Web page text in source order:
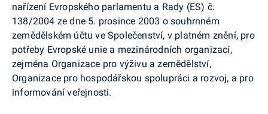
nařízení Evropského parlamentu a Rady (ES) č.
138/2004 ze dne 5. prosince 2003 o souhrnném
zemědělském účtu ve Společenství, v platném znění, pro
potřeby Evropské unie a mezinárodních organizací,
zejména Organizace pro výživu a zemědělství,
Organizace pro hospodářskou spolupráci a rozvoj, a pro
informování veřejnosti.